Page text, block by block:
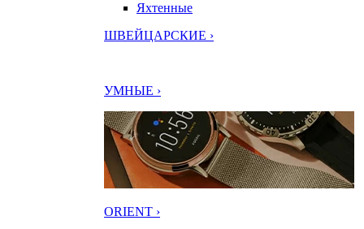
Яхтенные
ШВЕЙЦАРСКИЕ ›
УМНЫЕ ›
ORIENT ›